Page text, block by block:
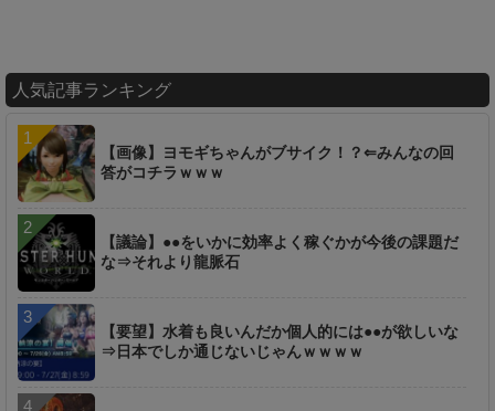
人気記事ランキング
【画像】ヨモギちゃんがブサイク！？⇐みんなの回
答がコチラｗｗｗ
【議論】●●をいかに効率よく稼ぐかが今後の課題だ
な⇒それより龍脈石
【要望】水着も良いんだか個人的には●●が欲しいな
⇒日本でしか通じないじゃんｗｗｗｗ